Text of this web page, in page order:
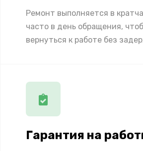
Ремонт выполняется в
часто в день обращения,
вернуться к работе без
Гарантия на